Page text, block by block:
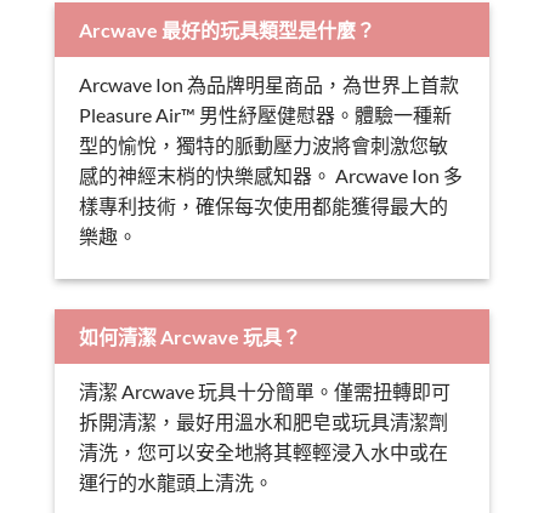
Arcwave 最好的玩具類型是什麼？
Arcwave Ion 為品牌明星商品，為世界上首款
Pleasure Air™ 男性紓壓健慰器。體驗一種新
型的愉悅，獨特的脈動壓力波將會刺激您敏
感的神經末梢的快樂感知器。 Arcwave Ion 多
樣專利技術，確保每次使用都能獲得最大的
樂趣。
如何清潔 Arcwave 玩具？
清潔 Arcwave 玩具十分簡單。僅需扭轉即可
拆開清潔，最好用溫水和肥皂或玩具清潔劑
清洗，您可以安全地將其輕輕浸入水中或在
運行的水龍頭上清洗。